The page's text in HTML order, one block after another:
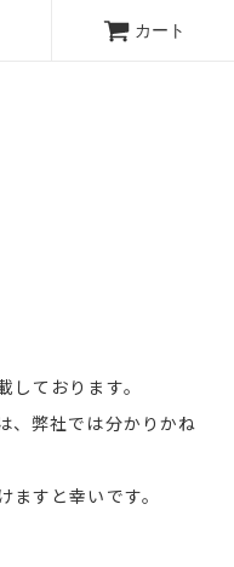
カート
ております。
、弊社では分かりかね
すと幸いです。